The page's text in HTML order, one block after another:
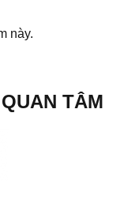
này.
TÂM